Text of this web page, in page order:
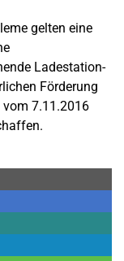
gelten eine
Ladestation-
Förderung
7.11.2016